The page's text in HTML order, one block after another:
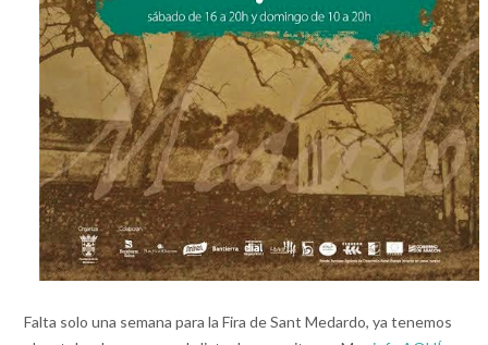
Falta solo una semana para la Fira de Sant Medardo, ya tenemos